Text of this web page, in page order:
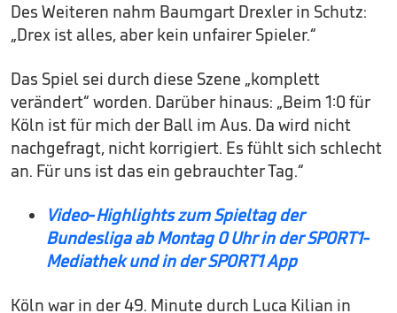
Des Weiteren nahm Baumgart Drexler in Schutz:
„Drex ist alles, aber kein unfairer Spieler.“
Das Spiel sei durch diese Szene „komplett
verändert“ worden. Darüber hinaus: „Beim 1:0 für
Köln ist für mich der Ball im Aus. Da wird nicht
nachgefragt, nicht korrigiert. Es fühlt sich schlecht
an. Für uns ist das ein gebrauchter Tag.“
Video-Highlights zum Spieltag der
Bundesliga ab Montag 0 Uhr in der SPORT1-
Mediathek und in der SPORT1 App
Köln war in der 49. Minute durch Luca Kilian in